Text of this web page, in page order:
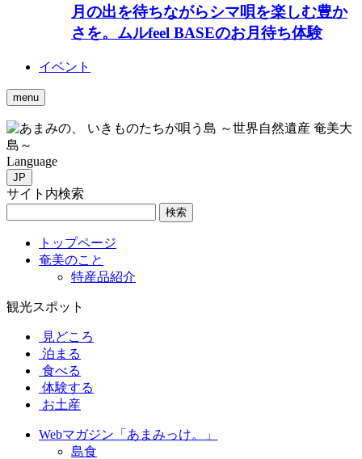
月の出を待ちながらシマ唄を楽しむ豊か
さを。ムルfeel BASEのお月待ち体験
イベント
menu
いきものたちが唄う島 ～世界自然遺産 奄美大
島～
Language
JP
サイト内検索
検索
トップページ
奄美のこと
特産品紹介
観光スポット
見どころ
泊まる
食べる
体験する
お土産
Webマガジン「あまみっけ。」
島食